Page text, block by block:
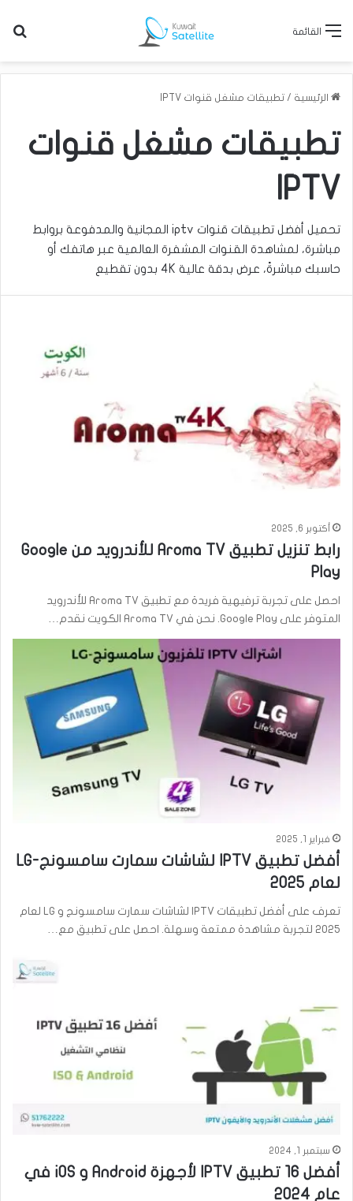
القائمة
الرئيسية / تطبيقات مشغل قنوات IPTV
تطبيقات مشغل قنوات
IPTV
تحميل أفضل تطبيقات قنوات iptv
المجانية والمدفوعة بروابط
مباشرة، لمشاهدة القنوات المشفرة العالمية عبر هاتفك أو
حاسبك مباشرةً، عرض بدقة عالية 4K بدون تقطيع
أكتوبر 6, 2025
رابط تنزيل تطبيق Aroma TV للأندرويد من Google
Play
احصل على تجربة ترفيهية فريدة مع تطبيق Aroma TV للأندرويد
المتوفر على Google Play. نحن في Aroma TV الكويت نقدم…
فبراير 1, 2025
أفضل تطبيق IPTV لشاشات سمارت سامسونج-LG
لعام 2025
تعرف على أفضل تطبيقات IPTV لشاشات سمارت سامسونج و LG لعام
2025 لتجربة مشاهدة ممتعة وسهلة. احصل على تطبيق مع…
سبتمبر 1, 2024
أفضل 16 تطبيق IPTV لأجهزة Android و iOS في
عام 2024